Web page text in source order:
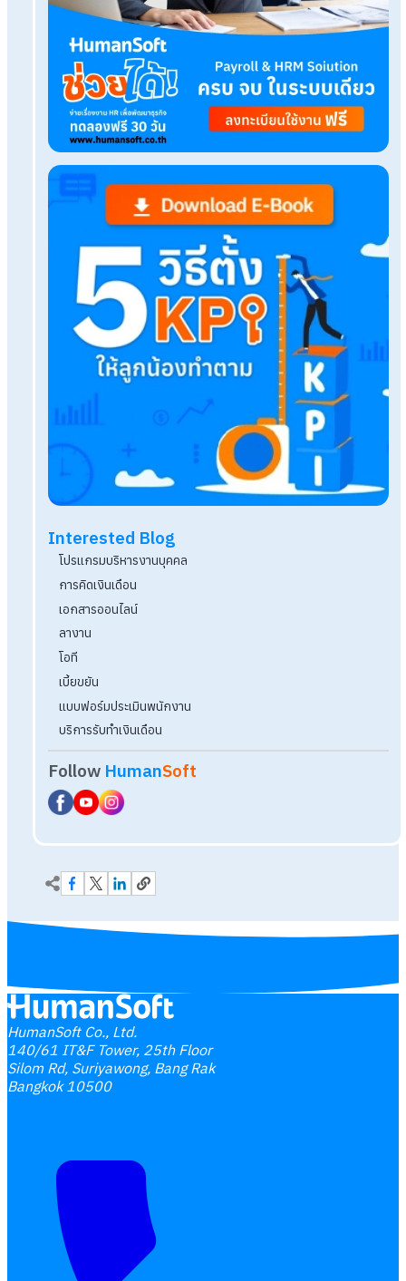
จัดตารางเวลาการทำงาน กะการทำงาน
Related Blog
HR มือใหม่ต้องรู้ ช่วงต้นปีต้องเริ่มงาน Payroll จาก
ก่อน
จ่ายโบนัสไม่ปนเงินเดือนแยกงวดชัดทุกเลขด้วยโปรแก
เดือน
แจก!ตัวอย่างแบบฟอร์มแจ้งพนักงานปรับเพดานปร
สังคม สำหรับHR
HumanSoft Co., Ltd.
140/61 IT&F Tower, 25th Floor
Silom Rd, Suriyawong, Bang Rak
Bangkok 10500